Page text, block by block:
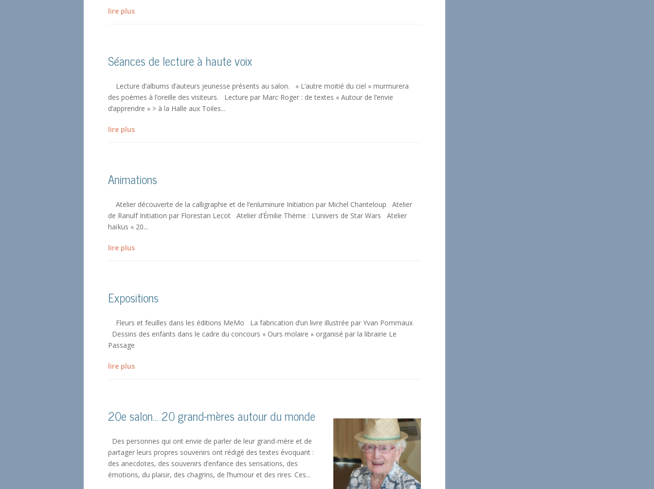
lire plus
Séances de lecture à haute voix
Lecture d’albums d’auteurs jeunesse présents au salon. « L’autre moitié du ciel » murmurera
des poèmes à l’oreille des visiteurs. Lecture par Marc Roger : de textes « Autour de l’envie
d’apprendre » > à la Halle aux Toiles...
lire plus
Animations
Atelier découverte de la calligraphie et de l’enluminure Initiation par Michel Chanteloup Atelier
de Ranulf Initiation par Florestan Lecot Atelier d’Émilie Thème : L’univers de Star Wars Atelier
haïkus « 20...
lire plus
Expositions
Fleurs et feuilles dans les éditions MeMo La fabrication d’un livre illustrée par Yvan Pommaux
Dessins des enfants dans le cadre du concours « Ours molaire » organisé par la librairie Le
Passage
lire plus
20e salon… 20 grand-mères autour du monde
Des personnes qui ont envie de parler de leur grand-mère et de
partager leurs propres souvenirs ont rédigé des textes évoquant :
des anecdotes, des souvenirs d’enfance des sensations, des
émotions, du plaisir, des chagrins, de l’humour et des rires. Ces...